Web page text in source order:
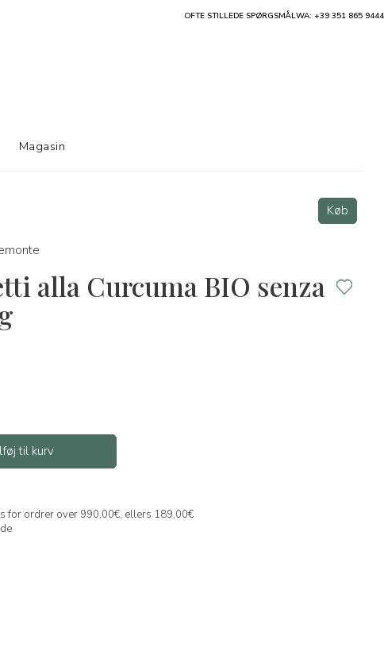
Køb
alla Curcuma BIO senza
til kurv
for ordrer over 990,00€, ellers 189,00€
OFTE STILLEDE SPØRGSMÅLWA: +39 351 865 9444
Magasin